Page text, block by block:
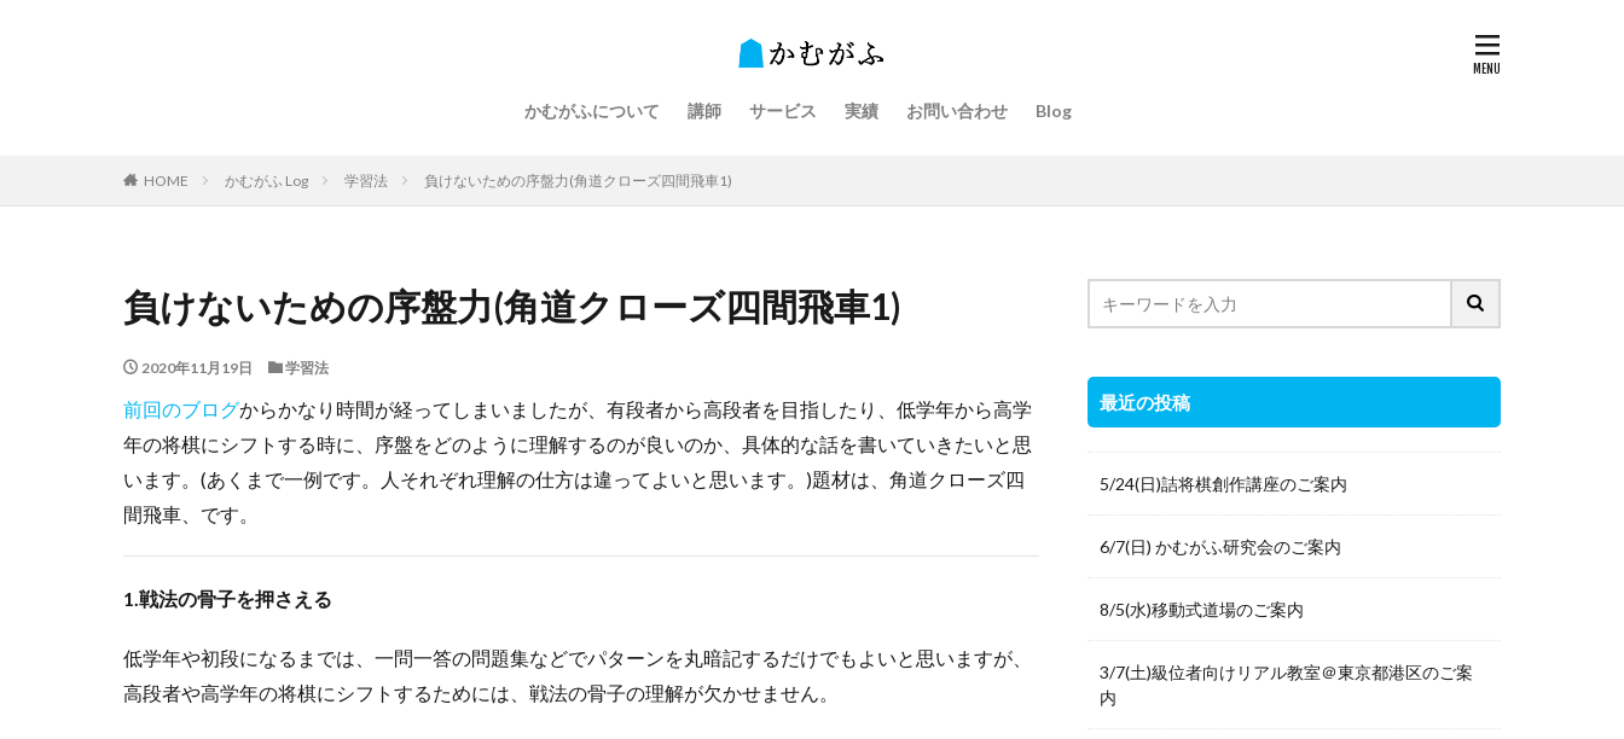
かむがふについて 講師 サービス 実績 お問い合わせ Blog
HOME かむがふ Log 学習法 負けないための序盤力(角道クローズ四間飛車1)
負けないための序盤力(角道クローズ四間飛車1)
2020年11月19日 学習法
前回のブログからかなり時間が経ってしまいましたが、有段者から高段者を目指したり、低学年から高学
年の将棋にシフトする時に、序盤をどのように理解するのが良いのか、具体的な話を書いていきたいと思
います。(あくまで一例です。人それぞれ理解の仕方は違ってよいと思います。)題材は、角道クローズ四
間飛車、です。
1.戦法の骨子を押さえる
低学年や初段になるまでは、一問一答の問題集などでパターンを丸暗記するだけでもよいと思いますが、
高段者や高学年の将棋にシフトするためには、戦法の骨子の理解が欠かせません。
最近の投稿
5/24(日)詰将棋創作講座のご案内
6/7(日) かむがふ研究会のご案内
8/5(水)移動式道場のご案内
3/7(土)級位者向けリアル教室＠東京都港区のご案
内